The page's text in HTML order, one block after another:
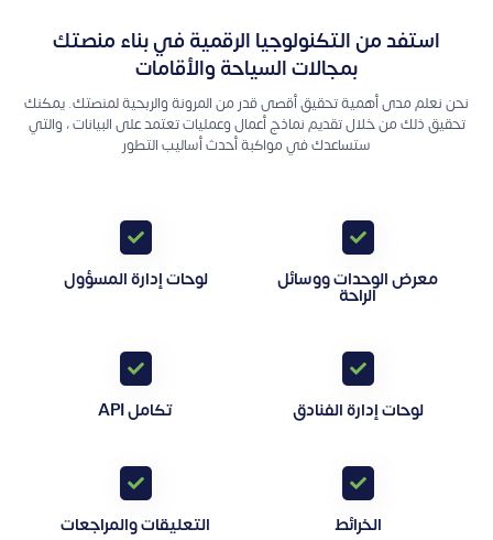
استفد من التكنولوجيا الرقمية في بناء منصتك
بمجالات السياحة والأقامات
نحن نعلم مدى أهمية تحقيق أقصى قدر من المرونة والربحية لمنصتك. يمكنك
تحقيق ذلك من خلال تقديم نماذج أعمال وعمليات تعتمد على البيانات ، والتي
ستساعدك في مواكبة أحدث أساليب التطور
معرض الوحدات ووسائل
الراحة
لوحات إدارة المسؤول
لوحات إدارة الفنادق تكامل API
الخرائط التعليقات والمراجعات